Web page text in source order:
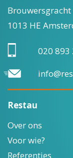
Brouwersgracht
1013 HE
020 893
Restau
Over ons
Voor wie?
Referenties